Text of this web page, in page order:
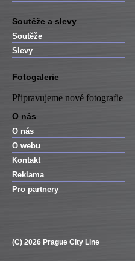
Soutěže a slevy
Soutěže
Slevy
Fotogalerie
Připravujeme nové fotografie
O nás
O nás
O webu
Kontakt
Reklama
Pro partnery
(C) 2026 Prague City Line